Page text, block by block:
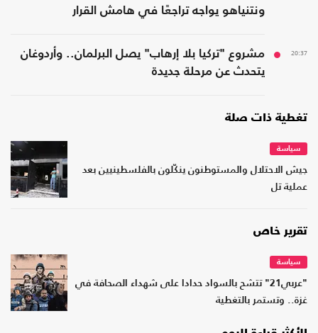
ونتنياهو يواجه تراجعًا في هامش القرار
20:37
مشروع "تركيا بلا إرهاب" يصل البرلمان.. وأردوغان
يتحدث عن مرحلة جديدة
تغطية ذات صلة
سياسة
جيش الاحتلال والمستوطنون ينكّلون بالفلسطينيين بعد
عملية تل
تقرير خاص
سياسة
"عربي21" تتشح بالسواد حدادا على شهداء الصحافة في
غزة.. وتستمر بالتغطية